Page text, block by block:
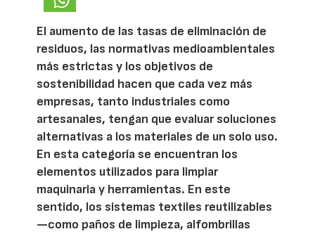
El aumento de las tasas de eliminación de
residuos, las normativas medioambientales
más estrictas y los objetivos de
sostenibilidad hacen que cada vez más
empresas, tanto industriales como
artesanales, tengan que evaluar soluciones
alternativas a los materiales de un solo uso.
En esta categoría se encuentran los
elementos utilizados para limpiar
maquinaria y herramientas. En este
sentido, los sistemas textiles reutilizables
—como paños de limpieza, alfombrillas